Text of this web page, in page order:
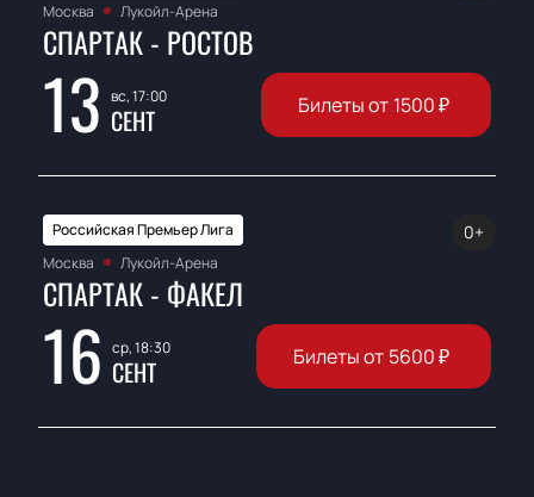
Москва
Лукойл-Арена
СПАРТАК - РОСТОВ
13 вс, 17:00
СЕНТ Билеты от 1500₽
Российская Премьер Лига
Москва
Лукойл-Арена
СПАРТАК - ФАКЕЛ
16 ср, 18:30
СЕНТ
0+
Билеты от 5600₽